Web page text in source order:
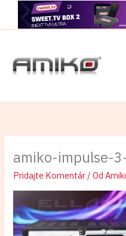
Preskočiť
amiko-impulse-
Pridajte Komentár / Od